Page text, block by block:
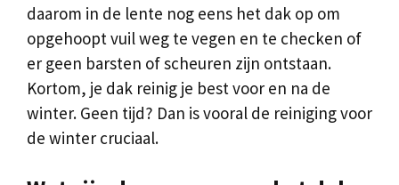
daarom in de lente nog eens het dak op om
opgehoopt vuil weg te vegen en te checken of
er geen barsten of scheuren zijn ontstaan.
Kortom, je dak reinig je best voor en na de
winter. Geen tijd? Dan is vooral de reiniging voor
de winter cruciaal.